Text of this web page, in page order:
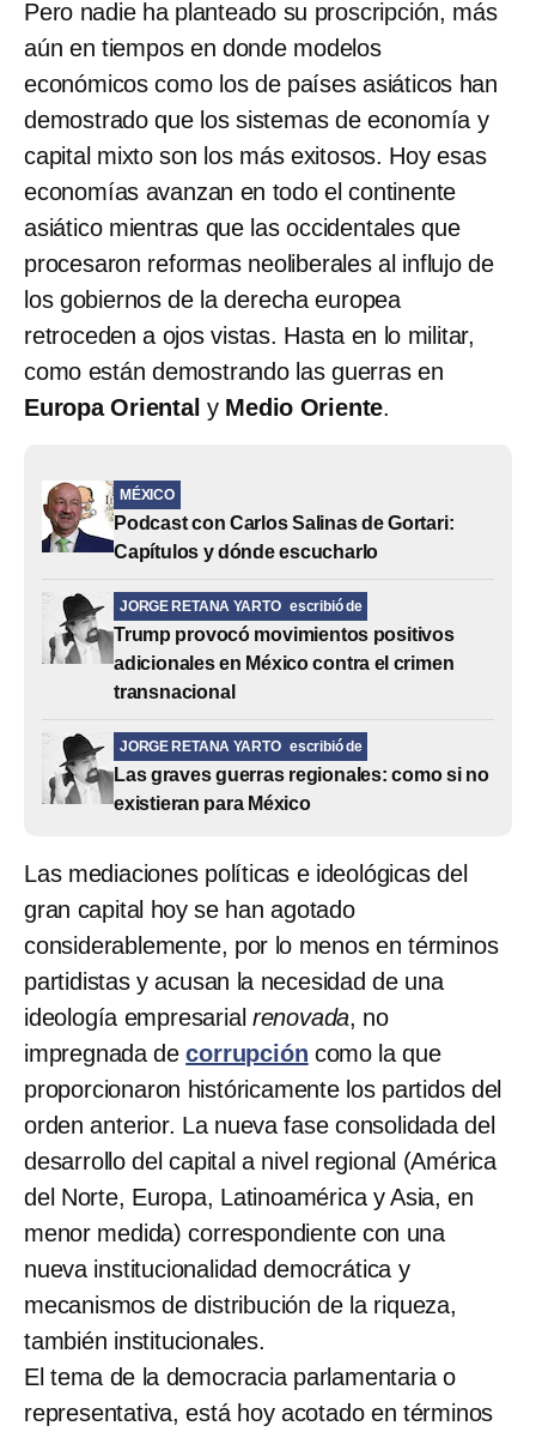
Pero nadie ha planteado su proscripción, más
aún en tiempos en donde modelos
económicos como los de países asiáticos han
demostrado que los sistemas de economía y
capital mixto son los más exitosos. Hoy esas
economías avanzan en todo el continente
asiático mientras que las occidentales que
procesaron reformas neoliberales al influjo de
los gobiernos de la derecha europea
retroceden a ojos vistas. Hasta en lo militar,
como están demostrando las guerras en
Europa Oriental y Medio Oriente.
MÉXICO
Podcast con Carlos Salinas de Gortari:
Capítulos y dónde escucharlo
JORGE RETANA YARTO escribió de
Trump provocó movimientos positivos
adicionales en México contra el crimen
transnacional
JORGE RETANA YARTO escribió de
Las graves guerras regionales: como si no
existieran para México
Las mediaciones políticas e ideológicas del
gran capital hoy se han agotado
considerablemente, por lo menos en términos
partidistas y acusan la necesidad de una
ideología empresarial renovada, no
impregnada decorrupción como la que
proporcionaron históricamente los partidos del
orden anterior. La nueva fase consolidada del
desarrollo del capital a nivel regional (América
del Norte, Europa, Latinoamérica y Asia, en
menor medida) correspondiente con una
nueva institucionalidad democrática y
mecanismos de distribución de la riqueza,
también institucionales.
El tema de la democracia parlamentaria o
representativa, está hoy acotado en términos